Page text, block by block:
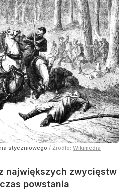
styczniowego / Źródło: Wikimedia
największych zwycięstw
powstania